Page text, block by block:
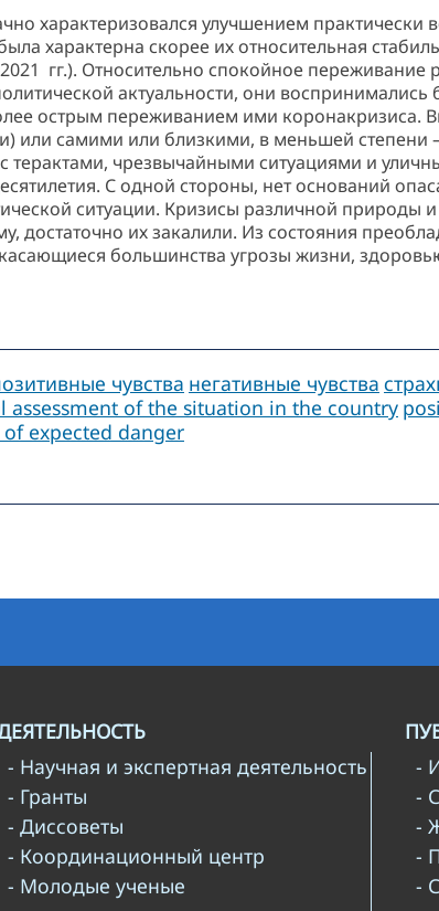
характеризовался улучшением практически
характерна скорее их относительная
гг.). Относительно спокойное переживание
актуальности, они
острым переживанием ими коронакризиса.
или самими или близкими, в меньшей степени
терактами, чрезвычайными ситуациями и
С одной стороны, нет оснований
ситуации. Кризисы различной природы
достаточно их закалили. Из состояния
большинства угрозы жизни,
чувства негативные чувства
assessment of the situation in the country
expected danger
- Научная и экспертная деятельность
- Гранты
- Диссоветы
- Координационный центр
- Молодые ученые
-
-
-
-
-